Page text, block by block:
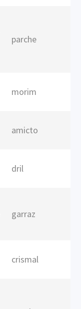
parche
morim
amicto
dril
garraz
crismal